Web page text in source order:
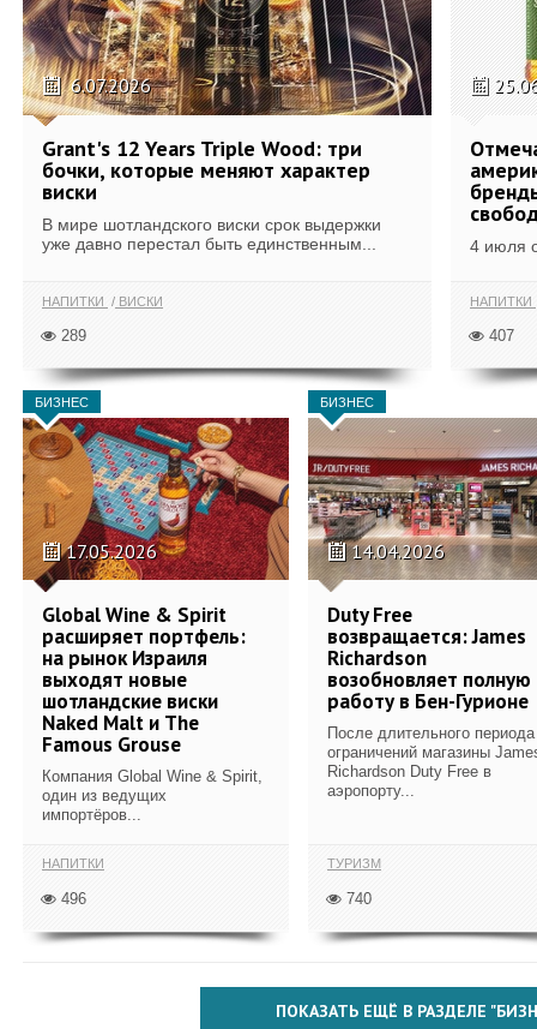
6.07.2026
Grant's 12 Years Triple Wood: три
бочки, которые меняют характер
виски
В мире шотландского виски срок выдержки
уже давно перестал быть единственным...
НАПИТКИ ВИСКИ
289
4 июля
НАПИТКИ
407
БИЗНЕС
17.05.2026
Global Wine & Spirit
расширяет портфель:
на рынок Израиля
выходят новые
шотландские виски
Naked Malt и The
Famous Grouse
Компания Global Wine & Spirit,
один из ведущих
импортёров...
НАПИТКИ
496
БИЗНЕС
14.04.2026
Duty Free
возвращается: James
Richardson
возобновляет полную
работу в Бен-Гурионе
После длительного периода
ограничений магазины
Richardson Duty Free в
аэропорту...
ТУРИЗМ
740
ПОКАЗАТЬ ЕЩЁ В РАЗДЕЛЕ